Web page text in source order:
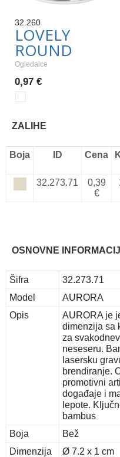
32.260
LOVELY
ROUND
Ogledalce
0,97 €
ZALIHE
Boja ID Cena
32.273.71
0,39
€
OSNOVNE
Šifra
32.273.71
Model
AURORA
Opis
AURORA je
dimenzija sa
za
neseseru.
lasersku
brendiranje.
promotivni
događaje i
lepote.
bambus
Boja
Bež
Dimenzija
Ø 7.2 x 1 cm